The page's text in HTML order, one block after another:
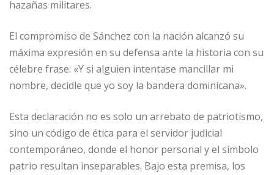
hazañas militares.
El compromiso de Sánchez con la nación alcanzó su
máxima expresión en su defensa ante la historia con su
célebre frase: «Y si alguien intentase mancillar mi
nombre, decidle que yo soy la bandera dominicana».
Esta declaración no es solo un arrebato de patriotismo,
sino un código de ética para el servidor judicial
contemporáneo, donde el honor personal y el símbolo
patrio resultan inseparables. Bajo esta premisa, los